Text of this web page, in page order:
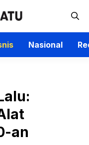
Nasional
an